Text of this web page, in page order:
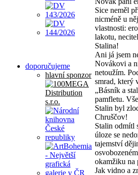
doporučujeme
hlavní sponzor
Sice neměl
nicméně u
vlastnosti:
lakotu,
Stalina!
Ani já jsem
Novákovi a
netoužím.
smrad, který
„Básník a
pamfletu.
Stalin byl
Chruščov!
Stalin odmítl
úloze se
tajemství
okamžiku na
Jak vidno a